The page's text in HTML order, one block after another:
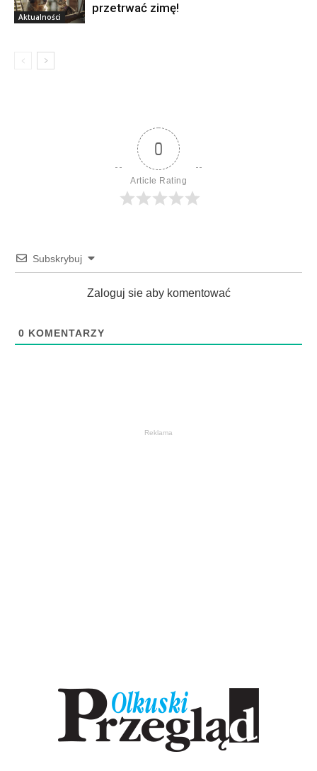
Aktualności
przetrwać zimę!
0
Article Rating
Subskrybuj
Zaloguj sie aby komentować
0 KOMENTARZY
Reklama